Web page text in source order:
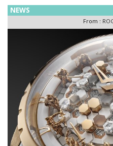
の精
NEWS
From :